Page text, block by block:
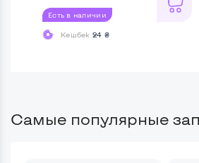
Есть в наличии
Кешбек 24 ₴
Самые популярные